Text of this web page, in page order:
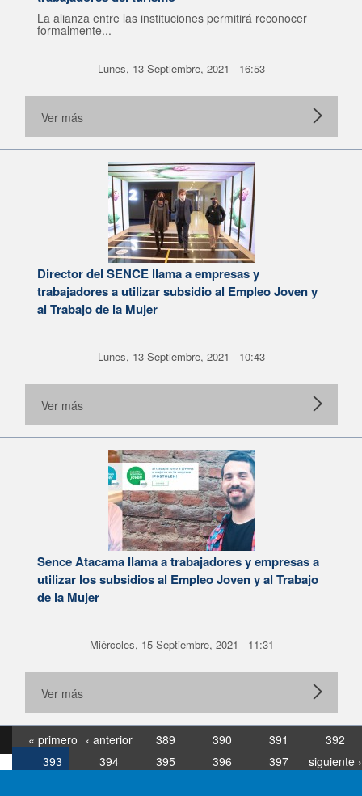
La alianza entre las instituciones permitirá reconocer
formalmente...
Lunes, 13 Septiembre, 2021 - 16:53
Ver más
Director del SENCE llama a empresas y
trabajadores a utilizar subsidio al Empleo Joven y
al Trabajo de la Mujer
Lunes, 13 Septiembre, 2021 - 10:43
Ver más
Sence Atacama llama a trabajadores y empresas a
utilizar los subsidios al Empleo Joven y al Trabajo
de la Mujer
Miércoles, 15 Septiembre, 2021 - 11:31
Ver más
« primero ‹ anterior 389 390 391
392
393
394 395 396 397
siguiente ›